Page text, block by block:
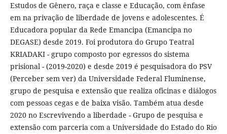
Estudos de Gênero, raça e classe e Educação, com ênfase
em na privação de liberdade de jovens e adolescentes. É
Educadora popular da Rede Emancipa (Emancipa no
DEGASE) desde 2019. Foi produtora do Grupo Teatral
KRIADAKI - grupo composto por egressos do sistema
prisional - (2019-2020) e desde 2019 é pesquisadora do PSV
(Perceber sem ver) da Universidade Federal Fluminense,
grupo de pesquisa e extensão que realiza oficinas e diálogos
com pessoas cegas e de baixa visão. Também atua desde
2020 no Escrevivendo a liberdade - Grupo de pesquisa e
extensão com parceria com a Universidade do Estado do Rio